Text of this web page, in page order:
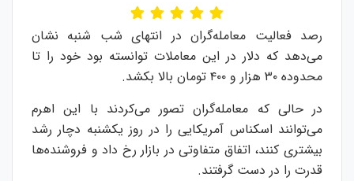
رصد فعالیت معامله‌گران در انتهای شب شنبه نشان
می‌دهد که دلار در این معاملات توانسته بود خود را تا
محدوده ۳۰ هزار و ۴۰۰ تومان بالا بکشد.
در حالی که معامله‌گران تصور می‌کردند با این اهرم
می‌توانند اسکناس آمریکایی را در روز یکشنبه دچار رشد
بیشتری کنند، اتفاق متفاوتی در بازار رخ داد و فروشنده‌ها
قدرت را در دست گرفتند.